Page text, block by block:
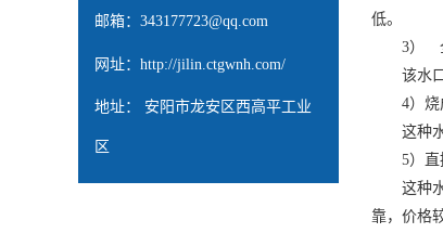
邮箱： 343177723@qq.com
网址： http://jilin.ctgwnh.com/
地址： 安阳市龙安区西高平工业
区
低。
3） 全
该水口
4）烧
这种水
5）直
这种水
靠，价格